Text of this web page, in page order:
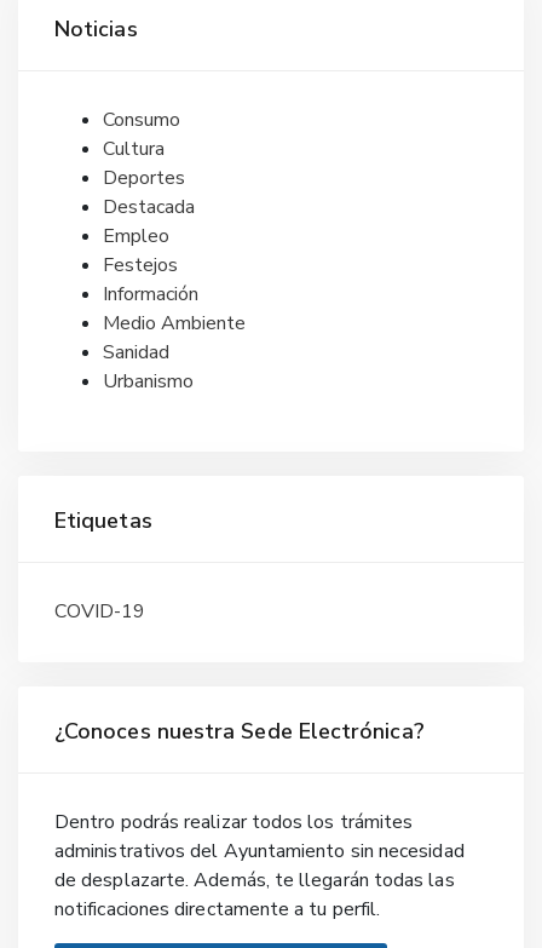
Noticias
Consumo
Cultura
Deportes
Destacada
Empleo
Festejos
Información
Medio Ambiente
Sanidad
Urbanismo
Etiquetas
COVID-19
¿Conoces nuestra Sede Electrónica?
Dentro podrás realizar todos los trámites
administrativos del Ayuntamiento sin necesidad
de desplazarte. Además, te llegarán todas las
notificaciones directamente a tu perfil.